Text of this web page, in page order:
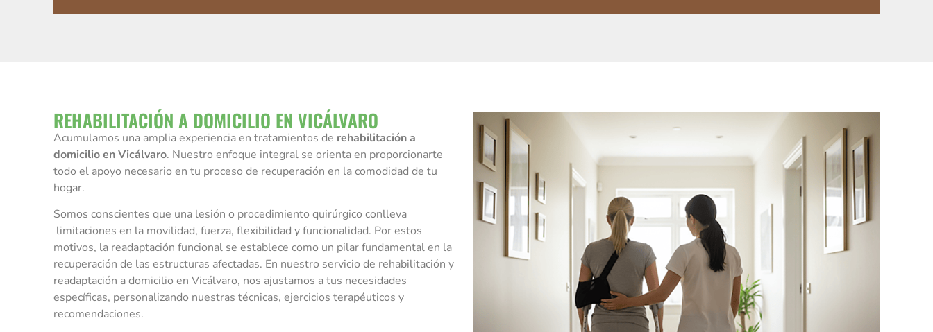
REHABILITACIÓN A DOMICILIO EN VICÁLVARO
Acumulamos una amplia experiencia en tratamientos de rehabilitación a
domicilio en Vicálvaro. Nuestro enfoque integral se orienta en proporcionarte
todo el apoyo necesario en tu proceso de recuperación en la comodidad de tu
hogar.
Somos conscientes que una lesión o procedimiento quirúrgico conlleva
limitaciones en la movilidad, fuerza, flexibilidad y funcionalidad. Por estos
motivos, la readaptación funcional se establece como un pilar fundamental en la
recuperación de las estructuras afectadas. En nuestro servicio de rehabilitación y
readaptación a domicilio en Vicálvaro, nos ajustamos a tus necesidades
específicas, personalizando nuestras técnicas, ejercicios terapéuticos y
recomendaciones.